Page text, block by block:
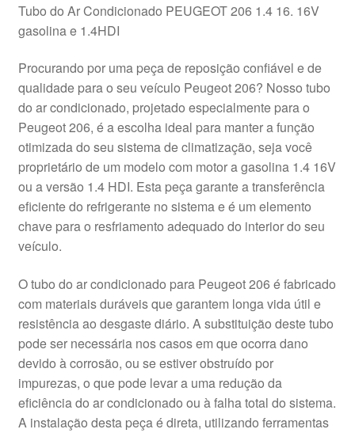
Tubo do Ar Condicionado PEUGEOT 206 1.4 16. 16V
gasolina e 1.4HDI
Procurando por uma peça de reposição confiável e de
qualidade para o seu veículo Peugeot 206? Nosso tubo
do ar condicionado, projetado especialmente para o
Peugeot 206, é a escolha ideal para manter a função
otimizada do seu sistema de climatização, seja você
proprietário de um modelo com motor a gasolina 1.4 16V
ou a versão 1.4 HDI. Esta peça garante a transferência
eficiente do refrigerante no sistema e é um elemento
chave para o resfriamento adequado do interior do seu
veículo.
O tubo do ar condicionado para Peugeot 206 é fabricado
com materiais duráveis que garantem longa vida útil e
resistência ao desgaste diário. A substituição deste tubo
pode ser necessária nos casos em que ocorra dano
devido à corrosão, ou se estiver obstruído por
impurezas, o que pode levar a uma redução da
eficiência do ar condicionado ou à falha total do sistema.
A instalação desta peça é direta, utilizando ferramentas